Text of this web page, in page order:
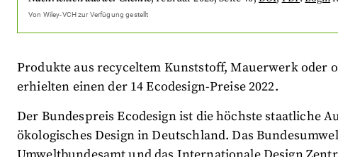
Von Wiley-VCHzur Verfügung gestellt
Produkte aus recyceltem Kunststoff, Mauerwerk oder
erhielten einen der 14 Ecodesign-Preise 2022.
Der Bundespreis Ecodesign ist die höchste staatliche
ökologisches Design in Deutschland. Das